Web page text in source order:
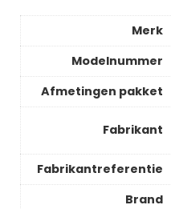
Merk
Modelnummer
Afmetingen pakket
Fabrikant
Fabrikantreferentie
Brand